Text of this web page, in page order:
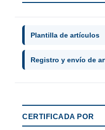
Plantilla de artículos
Registro y envío de
CERTIFICADA POR